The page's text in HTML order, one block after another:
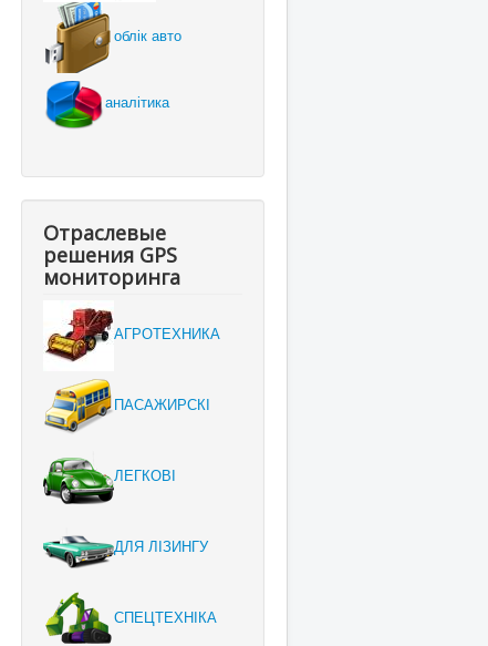
облік авто
аналітика
Отраслевые
решения GPS
мониторинга
АГРОТЕХНИКА
ПАСАЖИРСКІ
ЛЕГКОВІ
ДЛЯ ЛІЗИНГУ
СПЕЦТЕХНІКА